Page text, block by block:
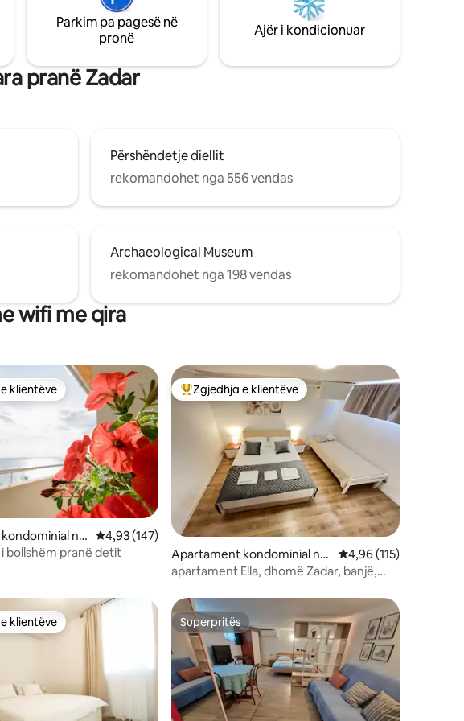
për çifte, aventurierë
biznesi dhe familje (me
Plitvicës 125 km larg Krka 45 km larg
Kornati 30 km larg
Parkim pa pagesë në
pronë
Ajër i kondicionuar
pranë Zadar
Përshëndetje diellit
rekomandohet nga 556 vendas
Archaeological Museum
rekomandohet nga 198 vendas
wifi me qira
173 vlerësime
zgjedhjeve të klientëve
klientëve
në
Vlerësimi mesatar 4,93 nga 5, 147 vlerësime
4,93 (147)
bollshëm pranë detit
Më të mirat e zgjedhjeve të klientëve
Zgjedhja e klientëve
Apartament kondominial në
Zadar
Vlerësimi mesatar
4,96 (115)
apartament Ella, dhomë Zadar, banjë,
zgjedhjeve të klientëve
klientëve Superpritës
Superpritës